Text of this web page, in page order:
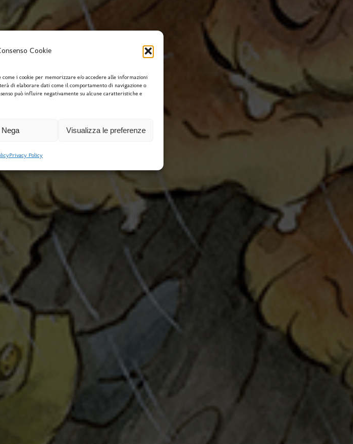
Cookie
i cookie per memorizzare e/o accedere alle informazioni
di elaborare dati come il comportamento di navigazione o
può influire negativamente su alcune caratteristiche e
Nega Visualizza le preferenze
Privacy Policy